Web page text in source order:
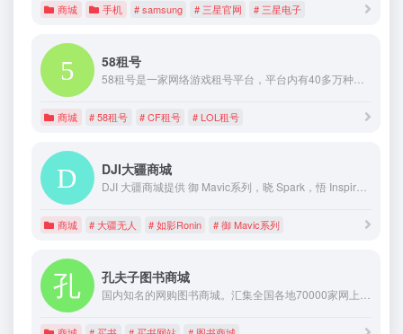
商城 手机 # samsung # 三星官网 # 三星电子
58租号
58租号是一家网络游戏租号平台，平台内有40多万种游戏帐号，精品帐号任意畅玩。
商城 # 58租号 # CF租号 # LOL租号
DJI大疆商城
DJI 大疆商城提供 御 Mavic系列，晓 Spark，悟 Inspire系列，灵眸Osmo，如影Ronin系列等专业的航拍和地面影像设备、配件以及行业应用和飞控系统的购买以及旧产品回收等服务。
商城 # 大疆无人 # 如影Ronin # 御 Mavic系列
孔夫子图书商城
国内知名的网购图书商城。汇集全国各地70000家网上书店，展示多达9000万种书籍，各类打折书店、折扣书籍、特价书籍、二手图书一应俱全。网上买书、开书店卖书、淘书批发，首选孔夫子旧书网。